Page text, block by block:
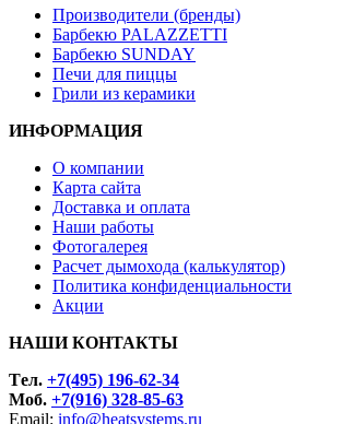
Производители (бренды)
Барбекю PALAZZETTI
Барбекю SUNDAY
Печи для пиццы
Грили из керамики
ИНФОРМАЦИЯ
О компании
Карта сайта
Доставка и оплата
Наши работы
Фотогалерея
Расчет дымохода (калькулятор)
Политика конфиденциальности
Акции
НАШИ КОНТАКТЫ
Tел. +7(495) 196-62-34
Моб. +7(916) 328-85-63
Email: info@heatsystems.ru